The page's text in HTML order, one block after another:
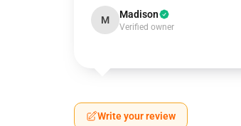
M Madison
Verified owner
Write your review